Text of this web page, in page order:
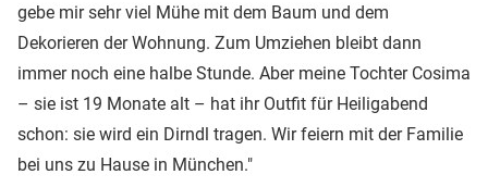
gebe mir sehr viel Mühe mit dem Baum und dem
Dekorieren der Wohnung. Zum Umziehen bleibt dann
immer noch eine halbe Stunde. Aber meine Tochter Cosima
– sie ist 19 Monate alt – hat ihr Outfit für Heiligabend
schon: sie wird ein Dirndl tragen. Wir feiern mit der Familie
bei uns zu Hause in München."